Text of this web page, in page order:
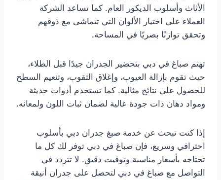
الأثاث وأسلوب الديكور العام. كما تساعد الشركة
العملاء على اختيار الألوان التي تتماشى مع ذوقهم
وتحقق توازنًا بصريًا في المساحة.
تهتم صباغ في دبي بتحضير الجدران جيدًا قبل الطلاء،
حيث تقوم بإزالة العيوب، وإغلاق الثقوب، وتنعيم السطح
للحصول على نتائج مثالية. كما تستخدم أدوات حديثة
ومواد دهان ذات جودة عالية لضمان ثبات اللون ولمعانه.
إذا كنت تبحث عن خدمة صبغ جدران دبي بأسلوب
احترافي وسريع، فإن صباغ في دبي توفر لك كل ما
تحتاجه بأسعار مناسبة وتوقيت دقيق. لا تتردد في
التواصل مع صباغ في دبي لتحصل على جدران أنيقة